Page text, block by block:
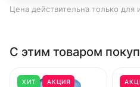
Цена действительна только для
С этим товаром
ХИТ АКЦИЯ